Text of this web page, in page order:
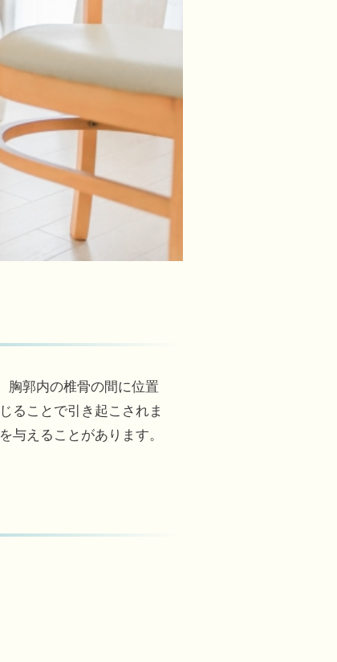
胸郭内の椎骨の間に位置
ることで引き起こされま
与えることがあります。